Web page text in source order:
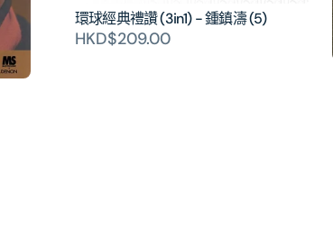
環球經典禮讚 (3in1) - 鍾鎮濤 (5)
HKD$209.00